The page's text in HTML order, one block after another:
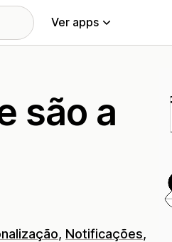
Ver apps
são a
Notificações